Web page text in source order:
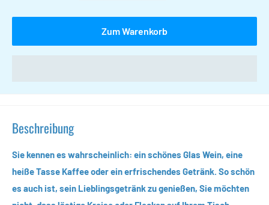
Zum Warenkorb
Beschreibung
Sie kennen es wahrscheinlich: ein schönes Glas Wein, eine
heiße Tasse Kaffee oder ein erfrischendes Getränk. So schön
es auch ist, sein Lieblingsgetränk zu genießen, Sie möchten